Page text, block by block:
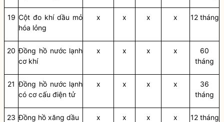
19 Cột đo khí dầu mỏ
hóa lỏng
x x x x 12 tháng
20 Đồng hồ nước lạnh
cơ khí
x x x x
60
tháng
21 Đồng hồ nước lạnh
có cơ cấu điện tử
x x x x
36
tháng
23 Đồng hồ xăng dầu x x x x 12 tháng